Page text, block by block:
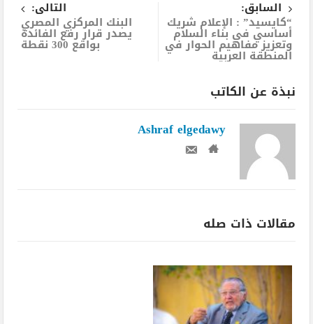
السابق:
“كايسيد” : الإعلام شريك
أساسي في بناء السلام
وتعزيز مفاهيم الحوار في
المنطقة العربية
التالى:
البنك المركزي المصري
يصدر قرار رفع الفائدة
بواقع 300 نقطة
نبذة عن الكاتب
Ashraf elgedawy
مقالات ذات صله